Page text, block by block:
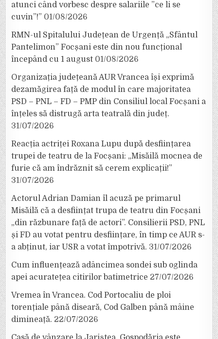
atunci când vorbesc despre salariile ”ce li se
cuvin”!” 01/08/2026
RMN-ul Spitalului Județean de Urgență „Sfântul
Pantelimon” Focșani este din nou funcțional
începând cu 1 august 01/08/2026
Organizația județeană AUR Vrancea își exprimă
dezamăgirea față de modul în care majoritatea
PSD – PNL – FD – PMP din Consiliul local Focșani a
înțeles să distrugă arta teatrală din județ.
31/07/2026
Reacția actriței Roxana Lupu după desființarea
trupei de teatru de la Focșani: „Misăilă mocnea de
furie că am îndrăznit să cerem explicații!”
31/07/2026
Actorul Adrian Damian îl acuză pe primarul
Misăilă că a desființat trupa de teatru din Focșani
„din răzbunare față de actori”. Consilierii PSD, PNL
și FD au votat pentru desființare, în timp ce AUR s-
a abținut, iar USR a votat împotrivă. 31/07/2026
Cum influențează adâncimea sondei sub oglinda
apei acuratețea citirilor batimetrice 27/07/2026
Vremea în Vrancea. Cod Portocaliu de ploi
torențiale până diseară, Cod Galben până mâine
dimineață. 22/07/2026